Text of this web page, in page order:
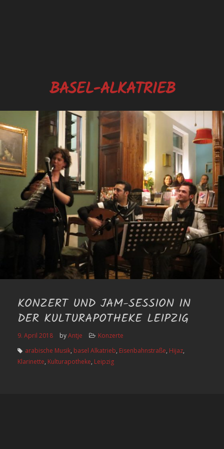
BASEL-ALKATRIEB
KONZERT UND JAM-SESSION IN
DER KULTURAPOTHEKE LEIPZIG
9. April 2018 byAntje
Konzerte
arabische Musik, basel Alkatrieb, Eisenbahnstraße, Hijaz,
Klarinette, Kulturapotheke, Leipzig